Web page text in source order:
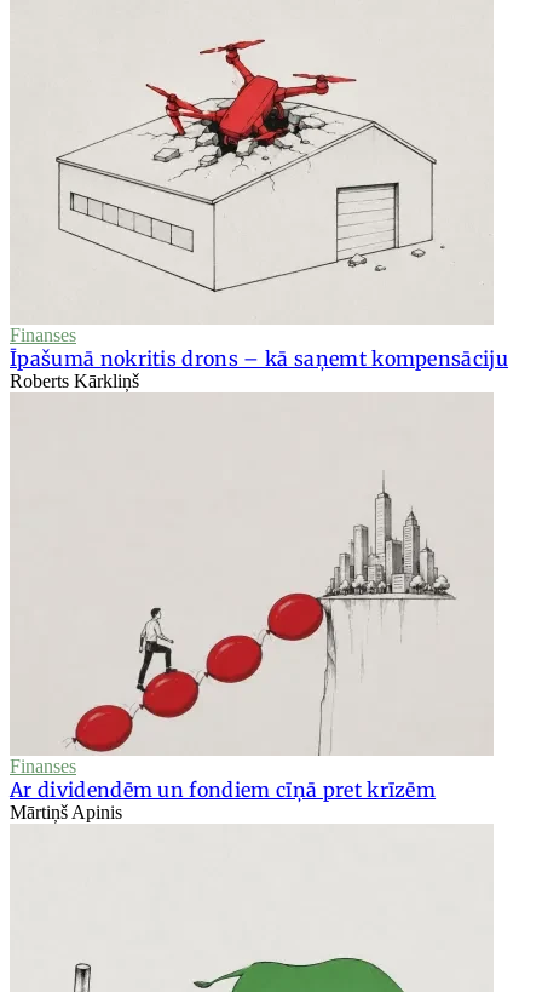
Finanses
Īpašumā nokritis drons – kā saņemt kompensāciju
Roberts Kārkliņš
Finanses
Ar dividendēm un fondiem cīņā pret krīzēm
Mārtiņš Apinis